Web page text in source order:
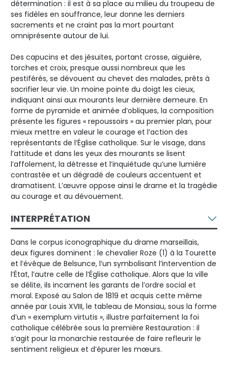
détermination : il est à sa place au milieu du troupeau de
ses fidèles en souffrance, leur donne les derniers
sacrements et ne craint pas la mort pourtant
omniprésente autour de lui.
Des capucins et des jésuites, portant crosse, aiguière,
torches et croix, presque aussi nombreux que les
pestiférés, se dévouent au chevet des malades, prêts à
sacrifier leur vie. Un moine pointe du doigt les cieux,
indiquant ainsi aux mourants leur dernière demeure. En
forme de pyramide et animée d’obliques, la composition
présente les figures « repoussoirs » au premier plan, pour
mieux mettre en valeur le courage et l’action des
représentants de l’Église catholique. Sur le visage, dans
l’attitude et dans les yeux des mourants se lisent
l’affolement, la détresse et l’inquiétude qu’une lumière
contrastée et un dégradé de couleurs accentuent et
dramatisent. L’œuvre oppose ainsi le drame et la tragédie
au courage et au dévouement.
INTERPRÉTATION
Dans le corpus iconographique du drame marseillais,
deux figures dominent : le chevalier Roze (1) à la Tourette
et l’évêque de Belsunce, l’un symbolisant l’intervention de
l’État, l’autre celle de l’Église catholique. Alors que la ville
se délite, ils incarnent les garants de l’ordre social et
moral. Exposé au Salon de 1819 et acquis cette même
année par Louis XVIII, le tableau de Monsiau, sous la forme
d’un « exemplum virtutis », illustre parfaitement la foi
catholique célébrée sous la première Restauration : il
s’agit pour la monarchie restaurée de faire refleurir le
sentiment religieux et d’épurer les mœurs.